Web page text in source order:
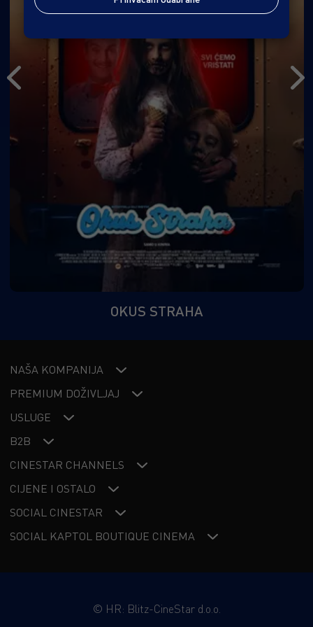
OKUS STRAHA
NAŠA KOMPANIJA
PREMIUM DOŽIVLJAJ
USLUGE
B2B
CINESTAR CHANNELS
CIJENE I OSTALO
SOCIAL CINESTAR
SOCIAL KAPTOL BOUTIQUE CINEMA
© HR: Blitz-CineStar d.o.o.